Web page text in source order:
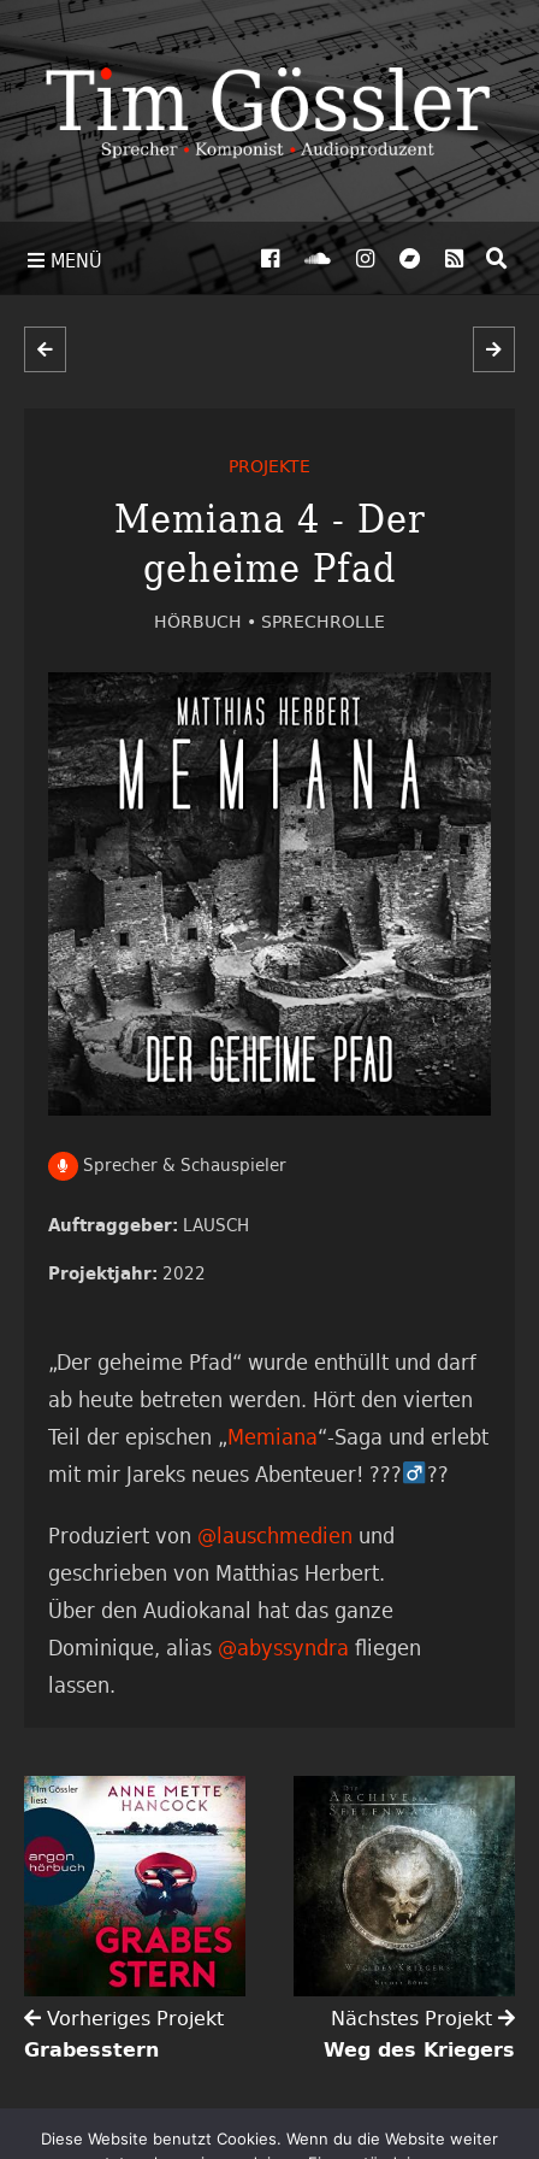
MENÜ
PROJEKTE
Memiana 4 - Der
geheime Pfad
HÖRBUCH • SPRECHROLLE
Sprecher & Schauspieler
Auftraggeber: LAUSCH
Projektjahr: 2022
„Der geheime Pfad“ wurde enthüllt und darf
ab heute betreten werden. Hört den vierten
Teil der epischen „Memiana“-Saga und erlebt
mit mir Jareks neues Abenteuer! ???‍
??
Produziert von @lauschmedien und
geschrieben von Matthias Herbert.
Über den Audiokanal hat das ganze
Dominique, alias@abyssyndrafliegen
lassen.
Vorheriges Projekt
Grabesstern
Nächstes Projekt
Weg des Kriegers
Diese Website benutzt Cookies. Wenn du die Website weiter